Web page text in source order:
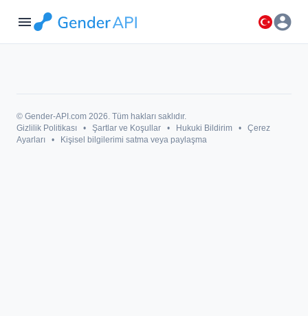
menu account_circle
© Gender-API.com 2026. Tüm hakları saklıdır.
Gizlilik Politikası
• Şartlar ve Koşullar • Hukuki Bildirim •
Çerez
Ayarları
• Kişisel bilgilerimi satma veya paylaşma